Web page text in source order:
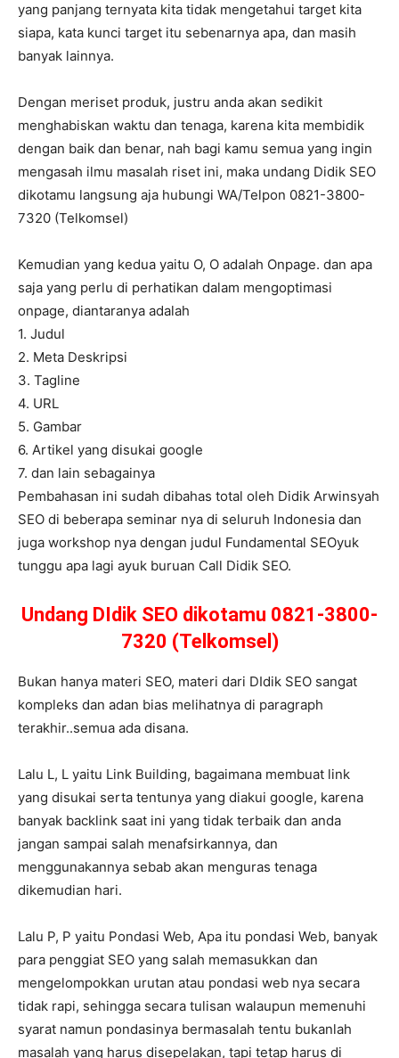
yang panjang ternyata kita tidak mengetahui target kita
siapa, kata kunci target itu sebenarnya apa, dan masih
banyak lainnya.
Dengan meriset produk, justru anda akan sedikit
menghabiskan waktu dan tenaga, karena kita membidik
dengan baik dan benar, nah bagi kamu semua yang ingin
mengasah ilmu masalah riset ini, maka undang Didik SEO
dikotamu langsung aja hubungi WA/Telpon 0821-3800-
7320 (Telkomsel)
Kemudian yang kedua yaitu O, O adalah Onpage. dan apa
saja yang perlu di perhatikan dalam mengoptimasi
onpage, diantaranya adalah
1. Judul
2. Meta Deskripsi
3. Tagline
4. URL
5. Gambar
6. Artikel yang disukai google
7. dan lain sebagainya
Pembahasan ini sudah dibahas total oleh Didik Arwinsyah
SEO di beberapa seminar nya di seluruh Indonesia dan
juga workshop nya dengan judul Fundamental SEOyuk
tunggu apa lagi ayuk buruan Call Didik SEO.
Undang DIdik SEO dikotamu 0821-3800-
7320 (Telkomsel)
Bukan hanya materi SEO, materi dari DIdik SEO sangat
kompleks dan adan bias melihatnya di paragraph
terakhir..semua ada disana.
Lalu L, L yaitu Link Building, bagaimana membuat link
yang disukai serta tentunya yang diakui google, karena
banyak backlink saat ini yang tidak terbaik dan anda
jangan sampai salah menafsirkannya, dan
menggunakannya sebab akan menguras tenaga
dikemudian hari.
Lalu P, P yaitu Pondasi Web, Apa itu pondasi Web, banyak
para penggiat SEO yang salah memasukkan dan
mengelompokkan urutan atau pondasi web nya secara
tidak rapi, sehingga secara tulisan walaupun memenuhi
syarat namun pondasinya bermasalah tentu bukanlah
masalah yang harus disepelakan, tapi tetap harus di